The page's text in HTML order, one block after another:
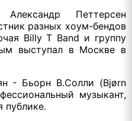
Петтерсен
разных хоум-бендов
Billy T Band и группу
выступал в Москве в
- Бьорн В.Солли (Bjørn
музыкант,
публике.